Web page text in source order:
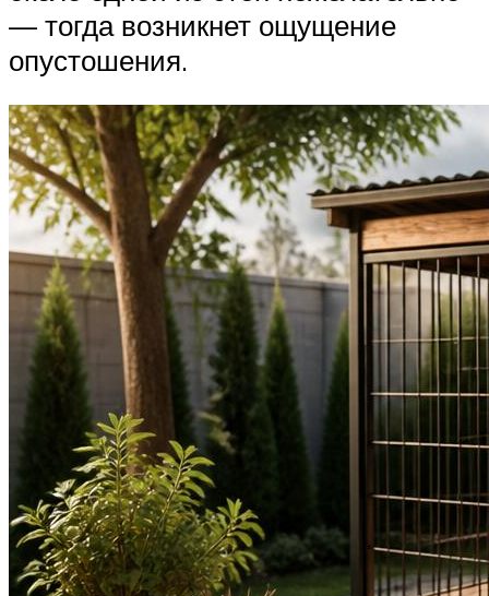
— тогда возникнет ощущение
опустошения.